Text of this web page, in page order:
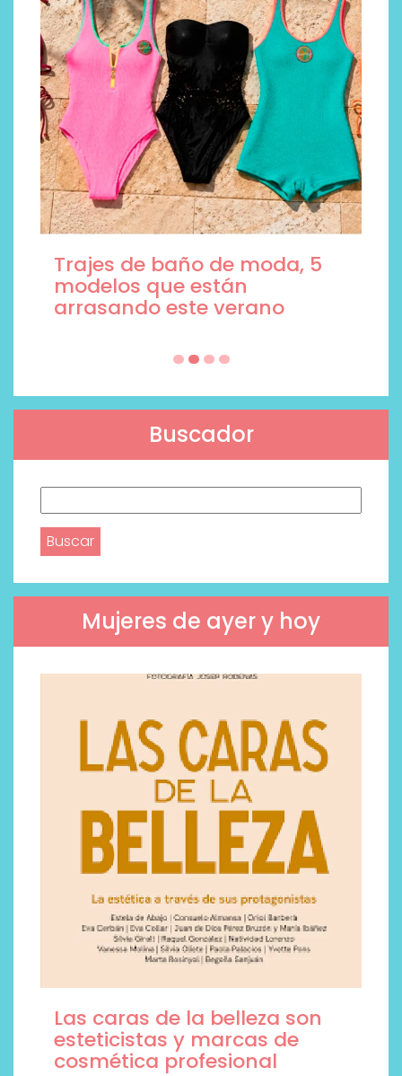
Trajes de baño de moda, 5
modelos que están
arrasando este verano
Buscador
Mujeres de ayer y hoy
Las caras de la belleza son
esteticistas y marcas de
cosmética profesional